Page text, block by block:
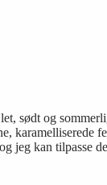
sødt og
kan tilpasse